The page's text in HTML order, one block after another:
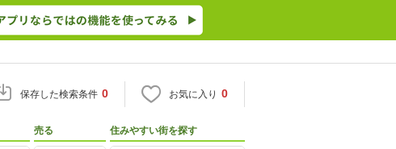
保存した検索条件 0 お気に入り 0
売る 住みやすい街を探す